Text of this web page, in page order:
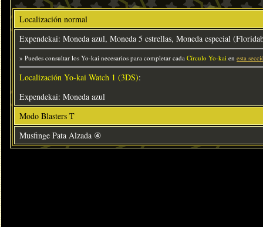
Localización normal
Expendekai: Moneda azul, Moneda 5 estrellas, Moneda especial
» Puedes consultar los Yo-kai necesarios para completar cada Círculo Yo-kai en esta
Localización Yo-kai Watch 1 (3DS):
Expendekai: Moneda azul
Modo Blasters T
Musfinge Pata Alzada ④